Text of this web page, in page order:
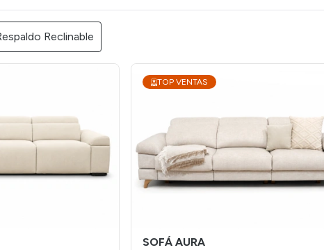
Reclinable
TOP VENTAS
SOFÁ AURA